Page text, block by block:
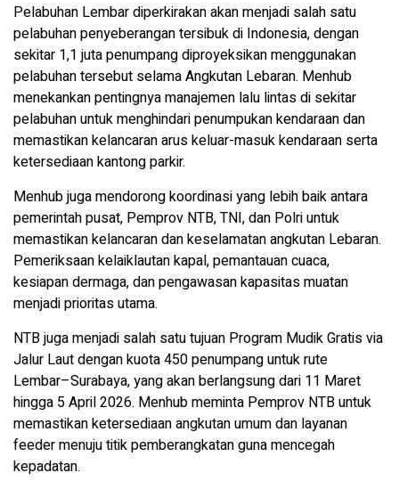
Pelabuhan Lembar diperkirakan akan menjadi salah satu
pelabuhan penyeberangan tersibuk di Indonesia, dengan
sekitar 1,1 juta penumpang diproyeksikan menggunakan
pelabuhan tersebut selama Angkutan Lebaran. Menhub
menekankan pentingnya manajemen lalu lintas di sekitar
pelabuhan untuk menghindari penumpukan kendaraan dan
memastikan kelancaran arus keluar-masuk kendaraan serta
ketersediaan kantong parkir.
Menhub juga mendorong koordinasi yang lebih baik antara
pemerintah pusat, Pemprov NTB, TNI, dan Polri untuk
memastikan kelancaran dan keselamatan angkutan Lebaran.
Pemeriksaan kelaiklautan kapal, pemantauan cuaca,
kesiapan dermaga, dan pengawasan kapasitas muatan
menjadi prioritas utama.
NTB juga menjadi salah satu tujuan Program Mudik Gratis via
Jalur Laut dengan kuota 450 penumpang untuk rute
Lembar–Surabaya, yang akan berlangsung dari 11 Maret
hingga 5 April 2026. Menhub meminta Pemprov NTB untuk
memastikan ketersediaan angkutan umum dan layanan
feeder menuju titik pemberangkatan guna mencegah
kepadatan.